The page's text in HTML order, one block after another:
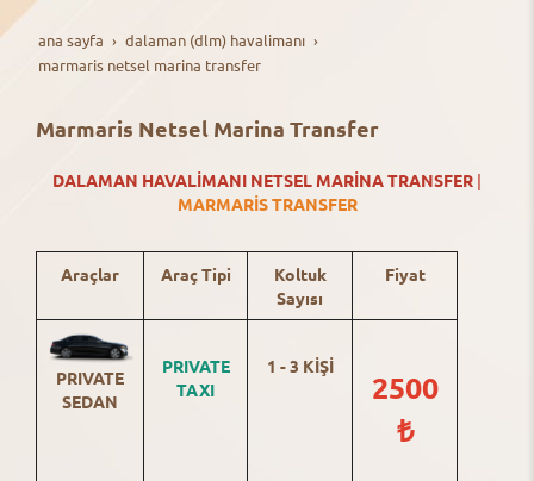
ana sayfa
dalaman (dlm) havalimanı
marmaris netsel marina transfer
Marmaris Netsel Marina Transfer
DALAMAN HAVALİMANI NETSEL MARİNA TRANSFER |
MARMARİS TRANSFER
Araçlar Araç Tipi
Koltuk
Sayısı
Fiyat
PRIVATE
SEDAN
PRIVATE
TAXI
1 - 3 KİŞİ
2500
₺